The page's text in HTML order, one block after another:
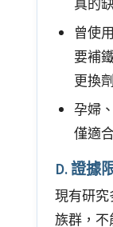
真的
曾使
要補
更換
孕婦
僅適
D. 證據
現有研
族群，